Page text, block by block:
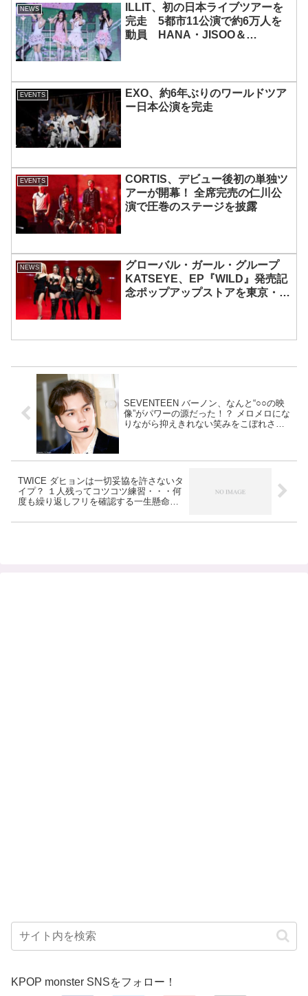
NEWS
ILLIT、初の日本ライブツアーを
完走 5都市11公演で約6万人を
動員 HANA・JISOO＆
EVENTS
EXO、約6年ぶりのワールドツア
ー日本公演を完走
EVENTS
CORTIS、デビュー後初の単独ツ
アーが開幕！ 全席完売の仁川公
演で圧巻のステージを披露
NEWS
グローバル・ガール・グループ
KATSEYE、EP『WILD』発売記
念ポップアップストアを東京・原
SEVENTEEN バーノン、なんと“○○の映
像”がパワーの源だった！？ メロメロにな
りながら抑えきれない笑みをこぼれさせ
TWICE ダヒョンは一切妥協を許さないタ
イプ？ １人残ってコツコツ練習・・・何
度も繰り返しフリを確認する一生懸命な
KPOP monster SNSをフォロー！